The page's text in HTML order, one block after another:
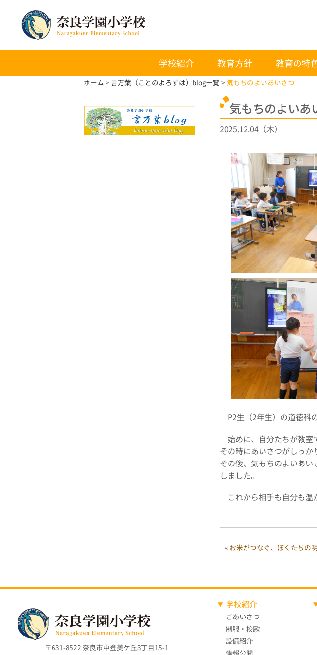
学校紹介 教育方針 教育の特
ホーム 言万葉（ことのよろずは）blog一覧 気もちのよいあいさつ
気もちのよいあ
2025.12.04（木）
P2生（2年生）の道徳科
始めに、自分たちが教室
その時にあいさつがしっか
その後、気もちのよいあ
しました。
これから相手も自分も温
« お米がつなぐ、ぼくたちの
〒631-8522 奈良市中登美ケ丘3丁目15-1
学校紹介
ごあいさつ
制服・校歌
設備紹介
情報公開